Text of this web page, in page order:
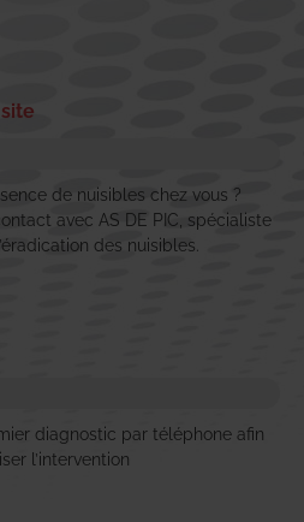
de nuisibles chez vous ?
avec AS DE PIC, spécialiste
des nuisibles.
diagnostic par téléphone afin
l’intervention